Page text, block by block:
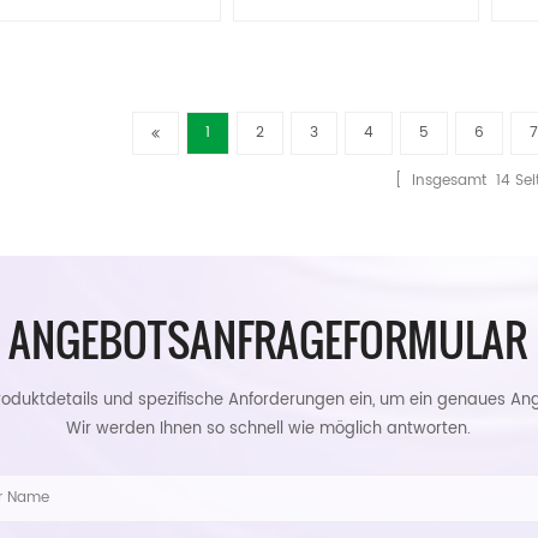
1 2 3 4 5 6 7
[ Insgesamt 14
ANGEBOTSANFRAGEFORMULAR
und spezifische Anforderungen ein, um ein genaues
Wir werden Ihnen so schnell wie möglich antworten.